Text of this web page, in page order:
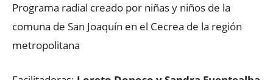
Programa radial creado por niñas y niños de la
comuna de San Joaquín en el Cecrea de la región
metropolitana